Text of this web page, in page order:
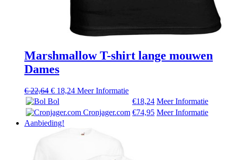
Marshmallow T-shirt lange mouwen
Dames
€22,64 Oorspronkelijke
prijs
was:
€ 22,64.
€ 18,24Huidige
€ 18,24.
Meer Informatie
Bol
€18,24 Meer Informatie
Cronjager.com €74,95 Meer Informatie
Aanbieding!